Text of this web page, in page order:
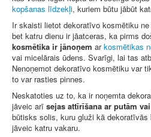
kopšanas līdzekļi, kuriem būtu jābūt
Ir skaisti lietot dekoratīvo kosmētiku
bet katru dienu ir jāatceras, ka pirms
kosmētika ir jānoņem arkosmētikas
vai micelārais ūdens. Svarīgi, lai tas
Nenoņemot dekoratīvo kosmētiku var
to var rasties pinnes.
Neskatoties uz to, ka ir noņemta
jāveic arī sejas attīrīšana ar putām
būtisks solis, kuru gluži kā
jāveic katru vakaru.